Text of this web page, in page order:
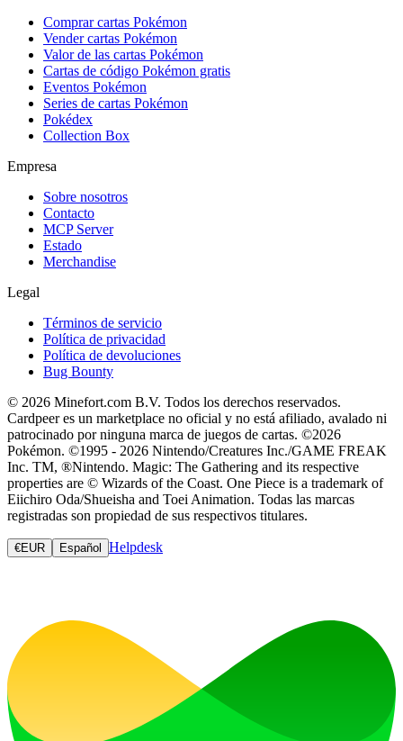
Comprar cartas Pokémon
Vender cartas Pokémon
Valor de las cartas Pokémon
Cartas de código Pokémon gratis
Eventos Pokémon
Series de cartas Pokémon
Pokédex
Collection Box
Empresa
Sobre nosotros
Contacto
MCP Server
Estado
Merchandise
Legal
Términos de servicio
Política de privacidad
Política de devoluciones
Bug Bounty
© 2026 Minefort.com B.V. Todos los derechos reservados.
Cardpeer es un marketplace no oficial y no está afiliado, avalado ni
patrocinado por ninguna marca de juegos de cartas. ©2026
Pokémon. ©1995 - 2026 Nintendo/Creatures Inc./GAME FREAK
Inc. TM, ®Nintendo. Magic: The Gathering and its respective
properties are © Wizards of the Coast. One Piece is a trademark of
Eiichiro Oda/Shueisha and Toei Animation. Todas las marcas
registradas son propiedad de sus respectivos titulares.
€EUR Español Helpdesk